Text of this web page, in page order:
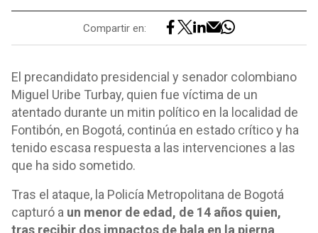
Compartir en:
El precandidato presidencial y senador colombiano
Miguel Uribe Turbay, quien fue víctima de un
atentado durante un mitin político en la localidad de
Fontibón, en Bogotá, continúa en estado crítico y ha
tenido escasa respuesta a las intervenciones a las
que ha sido sometido.
Tras el ataque, la Policía Metropolitana de Bogotá
capturó a un menor de edad, de 14 años quien,
tras recibir dos impactos de bala en la pierna